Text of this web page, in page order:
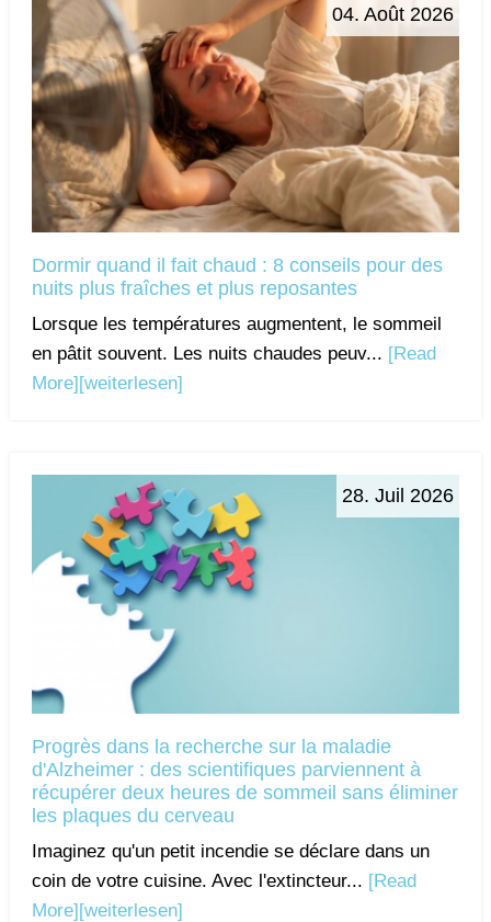
04. Août 2026
Dormir quand il fait chaud : 8 conseils pour des
nuits plus fraîches et plus reposantes
Lorsque les températures augmentent, le sommeil
en pâtit souvent. Les nuits chaudes peuv... [Read
More][weiterlesen]
28. Juil 2026
Progrès dans la recherche sur la maladie
d'Alzheimer : des scientifiques parviennent à
récupérer deux heures de sommeil sans éliminer
les plaques du cerveau
Imaginez qu'un petit incendie se déclare dans un
coin de votre cuisine. Avec l'extincteur... [Read
More][weiterlesen]